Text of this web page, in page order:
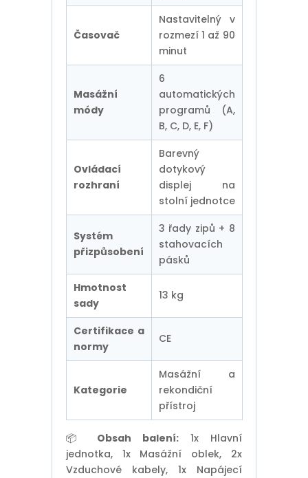
Časovač
Nastavitelný v
rozmezí 1 až 90
minut
Masážní
módy
6
automatických
programů (A,
B, C, D, E, F)
Ovládací
rozhraní
Barevný
dotykový
displej na
stolní jednotce
Systém
přizpůsobení
3 řady zipů + 8
stahovacích
pásků
Hmotnost
sady
13 kg
Certifikace a
normy
CE
Kategorie
Masážní a
rekondiční
přístroj
📦 Obsah balení: 1x Hlavní
jednotka, 1x Masážní oblek, 2x
Vzduchové kabely, 1x Napájecí